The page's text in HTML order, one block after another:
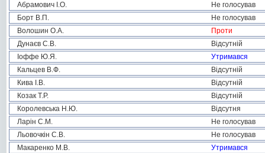
Абрамович І.О.
Не голосував
Борт В.П.
Не голосував
Волошин О.А.
Проти
Дунаєв С.В.
Відсутній
Іоффе Ю.Я.
Утримався
Кальцев В.Ф.
Відсутній
Кива І.В.
Відсутній
Козак Т.Р.
Відсутній
Королевська Н.Ю.
Відсутня
Ларін С.М.
Не голосував
Льовочкін С.В.
Не голосував
Макаренко М.В.
Утримався